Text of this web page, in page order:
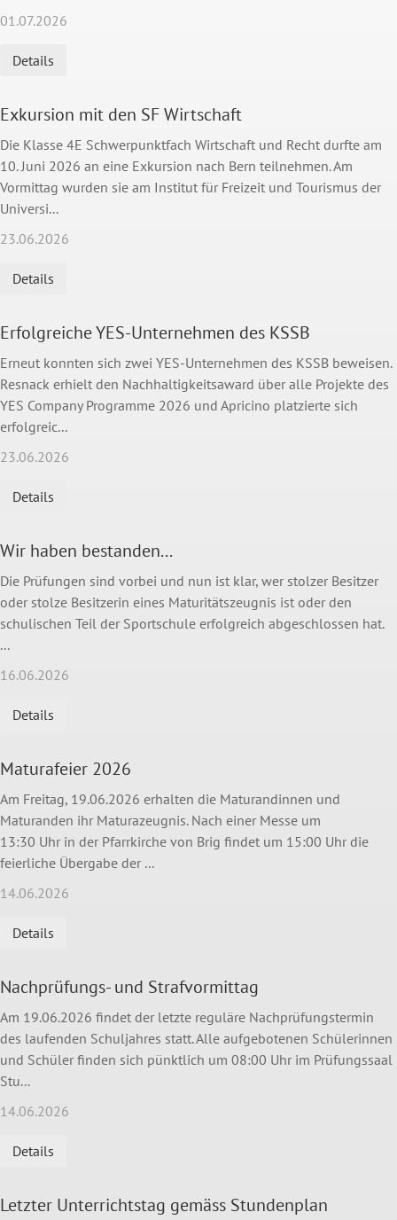
01.07.2026
Details
Exkursion mit den SF Wirtschaft
Die Klasse 4E Schwerpunktfach Wirtschaft und Recht durfte am
10. Juni 2026 an eine Exkursion nach Bern teilnehmen. Am
Vormittag wurden sie am Institut für Freizeit und Tourismus der
Universi...
23.06.2026
Details
Erfolgreiche YES-Unternehmen des KSSB
Erneut konnten sich zwei YES-Unternehmen des KSSB beweisen.
Resnack erhielt den Nachhaltigkeitsaward über alle Projekte des
YES Company Programme 2026 und Apricino platzierte sich
erfolgreic...
23.06.2026
Details
Wir haben bestanden...
Die Prüfungen sind vorbei und nun ist klar, wer stolzer Besitzer
oder stolze Besitzerin eines Maturitätszeugnis ist oder den
schulischen Teil der Sportschule erfolgreich abgeschlossen hat.
...
16.06.2026
Details
Maturafeier 2026
Am Freitag, 19.06.2026 erhalten die Maturandinnen und
Maturanden ihr Maturazeugnis. Nach einer Messe um
13:30 Uhr in der Pfarrkirche von Brig findet um 15:00 Uhr die
feierliche Übergabe der ...
14.06.2026
Details
Nachprüfungs- und Strafvormittag
Am 19.06.2026 findet der letzte reguläre Nachprüfungstermin
des laufenden Schuljahres statt. Alle aufgebotenen Schülerinnen
und Schüler finden sich pünktlich um 08:00 Uhr im Prüfungssaal
Stu...
14.06.2026
Details
Letzter Unterrichtstag gemäss Stundenplan